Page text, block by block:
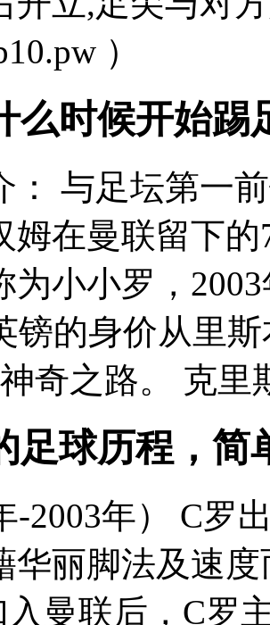
）
么时候开始踢
： 与足坛第一
姆在曼联留下
为小小罗，
镑的身价从里
奇之路。 克里
足球历程，简
-2003年） C
华丽脚法及速
曼联后，C罗